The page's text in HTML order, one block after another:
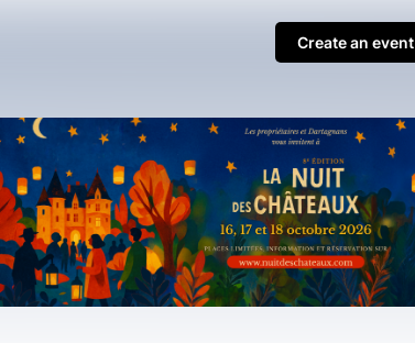
Create an event